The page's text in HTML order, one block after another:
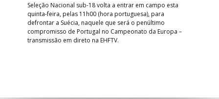
Seleção Nacional sub-18 volta a entrar em campo esta
quinta-feira, pelas 11h00 (hora portuguesa), para
defrontar a Suécia, naquele que será o penúltimo
compromisso de Portugal no Campeonato da Europa –
transmissão em direto na EHFTV.